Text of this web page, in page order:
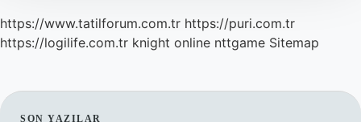
https://www.tatilforum.com.tr https://puri.com.tr
https://logilife.com.tr knight online nttgame Sitemap
SON YAZILAR